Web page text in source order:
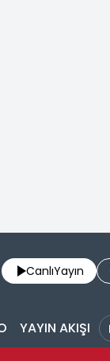
CanlıYayın
YAYIN AKIŞI